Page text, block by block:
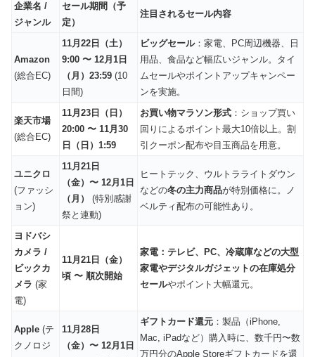
企業名 /
ジャンル
セール期間（予
定）
注目されるセール内容
Amazon
(総合EC)
11月22日（土）
9:00 〜 12月1日
（月）23:59 (10
日間)
ビッグセール：家電、PC周辺機器、日
用品、食品など幅広いジャンル。タイ
ムセールやポイントアップキャンペー
ンを実施。
楽天市場
(総合EC)
11月23日（日）
20:00 〜 11月30
日（日）1:59
お買い物マラソン形式 ：ショップ買い
回りによるポイント最大10倍以上。割
引クーポン配布や目玉商品を用意。
ユニクロ
(ファッシ
ョン)
11月21日
（金）〜 12月1日
（月）
(特別感謝
祭と連動)
ヒートテック、ウルトラライトダウン
などの冬の主力商品が特別価格に。ノ
ベルティ配布の可能性あり。
ヨドバシ
カメラ /
ビックカ
メラ (家
電)
11月21日（金）
頃 〜 順次開始
家電：テレビ、PC、冷蔵庫などの大型
家電やデジタルガジェットの在庫処分
セールやポイント大幅還元。
Apple (テ
クノロジ
11月28日
（金）〜 12月1日
ギフトカード還元 ：製品（iPhone,
Mac, iPadなど）購入時に、数千円〜数
万円分のApple Storeギフトカードを還